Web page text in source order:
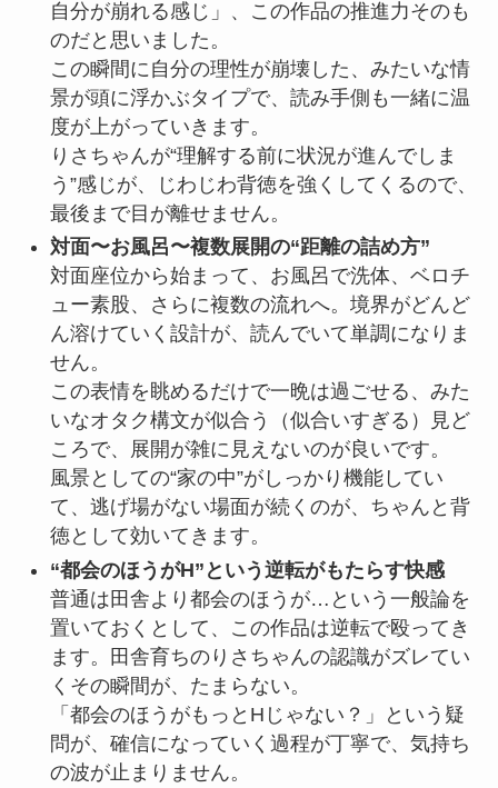
自分が崩れる感じ」、この作品の推進力そのも
のだと思いました。
この瞬間に自分の理性が崩壊した、みたいな情
景が頭に浮かぶタイプで、読み手側も一緒に温
度が上がっていきます。
りさちゃんが“理解する前に状況が進んでしま
う”感じが、じわじわ背徳を強くしてくるので、
最後まで目が離せません。
対面〜お風呂〜複数展開の“距離の詰め方”
対面座位から始まって、お風呂で洗体、ベロチ
ュー素股、さらに複数の流れへ。境界がどんど
ん溶けていく設計が、読んでいて単調になりま
せん。
この表情を眺めるだけで一晩は過ごせる、みた
いなオタク構文が似合う（似合いすぎる）見ど
ころで、展開が雑に見えないのが良いです。
風景としての“家の中”がしっかり機能してい
て、逃げ場がない場面が続くのが、ちゃんと背
徳として効いてきます。
“都会のほうがH”という逆転がもたらす快感
普通は田舎より都会のほうが…という一般論を
置いておくとして、この作品は逆転で殴ってき
ます。田舎育ちのりさちゃんの認識がズレてい
くその瞬間が、たまらない。
「都会のほうがもっとHじゃない？」という疑
問が、確信になっていく過程が丁寧で、気持ち
の波が止まりません。